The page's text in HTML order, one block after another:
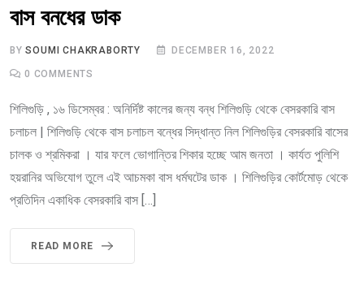
বাস বনধের ডাক
BYSOUMI CHAKRABORTY DECEMBER 16, 2022
0 COMMENTS
শিলিগুড়ি , ১৬ ডিসেম্বর : অনির্দিষ্ট কালের জন্য বন্ধ শিলিগুড়ি থেকে বেসরকারি বাস
চলাচল | শিলিগুড়ি থেকে বাস চলাচল বন্ধের সিদ্ধান্ত নিল শিলিগুড়ির বেসরকারি বাসের
চালক ও শ্রমিকরা । যার ফলে ভোগান্তির শিকার হচ্ছে আম জনতা । কার্যত পুলিশি
হয়রানির অভিযোগ তুলে এই আচমকা বাস ধর্মঘটের ডাক । শিলিগুড়ির কোর্টমোড় থেকে
প্রতিদিন একাধিক বেসরকারি বাস […]
READ MORE